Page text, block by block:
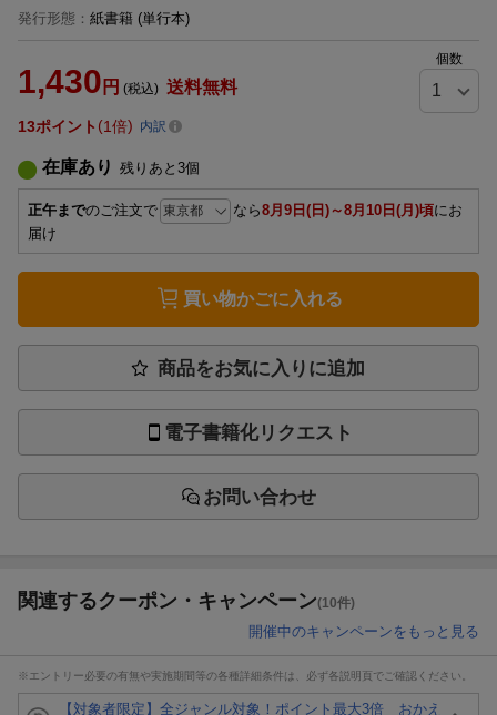
発行形態 ： 紙書籍 (単行本)
1,430 円 (税込) 送料無料
個数
13ポイント 1倍 内訳
在庫あり 残りあと 3個
正午までのご注文で なら8月9日(日)～8月10日(月)頃にお
届け
買い物かごに入れる
商品をお気に入りに追加
電子書籍化リクエスト
お問い合わせ
関連するクーポン・キャンペーン(10件)
開催中のキャンペーンをもっと見る
※エントリー必要の有無や実施期間等の各種詳細条件は、必ず各説明頁でご確認ください。
【対象者限定】全ジャンル対象！ポイント最大3倍 おかえ